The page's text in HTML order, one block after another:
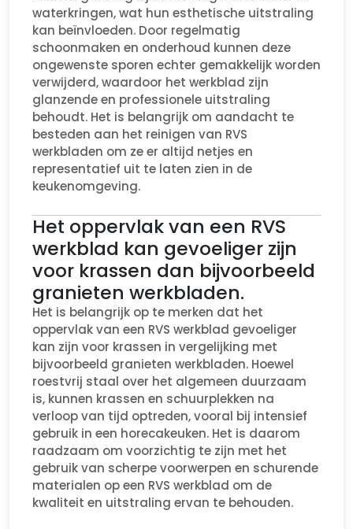
waterkringen, wat hun esthetische uitstraling
kan beïnvloeden. Door regelmatig
schoonmaken en onderhoud kunnen deze
ongewenste sporen echter gemakkelijk worden
verwijderd, waardoor het werkblad zijn
glanzende en professionele uitstraling
behoudt. Het is belangrijk om aandacht te
besteden aan het reinigen van RVS
werkbladen om ze er altijd netjes en
representatief uit te laten zien in de
keukenomgeving.
Het oppervlak van een RVS
werkblad kan gevoeliger zijn
voor krassen dan bijvoorbeeld
granieten werkbladen.
Het is belangrijk op te merken dat het
oppervlak van een RVS werkblad gevoeliger
kan zijn voor krassen in vergelijking met
bijvoorbeeld granieten werkbladen. Hoewel
roestvrij staal over het algemeen duurzaam
is, kunnen krassen en schuurplekken na
verloop van tijd optreden, vooral bij intensief
gebruik in een horecakeuken. Het is daarom
raadzaam om voorzichtig te zijn met het
gebruik van scherpe voorwerpen en schurende
materialen op een RVS werkblad om de
kwaliteit en uitstraling ervan te behouden.